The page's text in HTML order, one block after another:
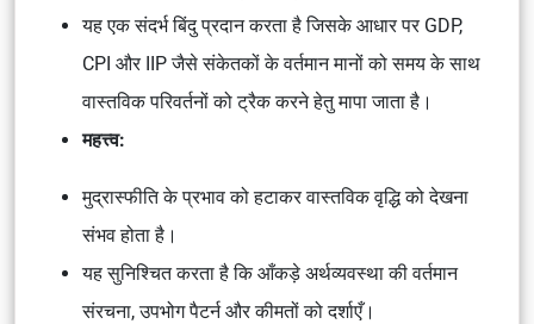
यह एक संदर्भ बिंदु प्रदान करता है जिसके आधार पर GDP,
CPI और IIP जैसे संकेतकों के वर्तमान मानों को समय के साथ
वास्तविक परिवर्तनों को ट्रैक करने हेतु मापा जाता है।
महत्त्व:
मुद्रास्फीति के प्रभाव को हटाकर वास्तविक वृद्धि को देखना
संभव होता है।
यह सुनिश्चित करता है कि आँकड़े अर्थव्यवस्था की वर्तमान
संरचना, उपभोग पैटर्न और कीमतों को दर्शाएँ।